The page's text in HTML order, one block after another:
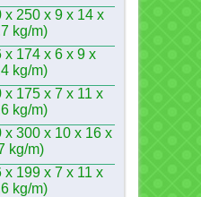
250 x 9 x 14 x
kg/m)
174 x 6 x 9 x
kg/m)
175 x 7 x 11 x
kg/m)
300 x 10 x 16 x
kg/m)
199 x 7 x 11 x
kg/m)